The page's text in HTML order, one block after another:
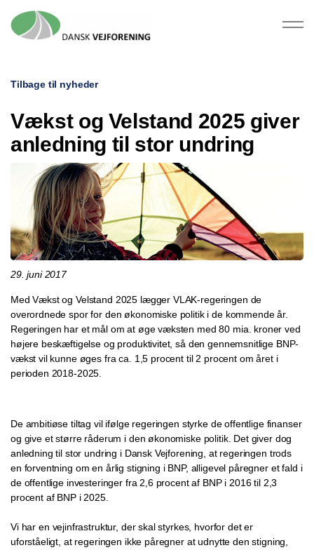
Tilbage til nyheder
Vækst og Velstand 2025 giver
anledning til stor undring
29. juni 2017
Med Vækst og Velstand 2025 lægger VLAK-regeringen de
overordnede spor for den økonomiske politik i de kommende år.
Regeringen har et mål om at øge væksten med 80 mia. kroner ved
højere beskæftigelse og produktivitet, så den gennemsnitlige BNP-
vækst vil kunne øges fra ca. 1,5 procent til 2 procent om året i
perioden 2018-2025.
De ambitiøse tiltag vil ifølge regeringen styrke de offentlige finanser
og give et større råderum i den økonomiske politik. Det giver dog
anledning til stor undring i Dansk Vejforening, at regeringen trods
en forventning om en årlig stigning i BNP, alligevel påregner et fald i
de offentlige investeringer fra 2,6 procent af BNP i 2016 til 2,3
procent af BNP i 2025.
Vi har en vejinfrastruktur, der skal styrkes, hvorfor det er
uforståeligt, at regeringen ikke påregner at udnytte den stigning,